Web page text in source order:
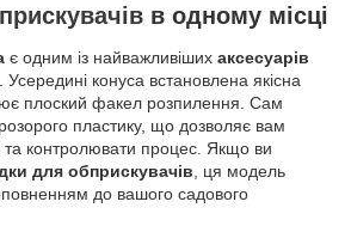
в одному місці
є одним із найважливіших аксесуарів
. Усередині конуса встановлена якісна
плоский факел розпилення. Сам
пластику, що дозволяє вам
та контролювати процес. Якщо ви
для обприскувачів, ця модель
до вашого садового